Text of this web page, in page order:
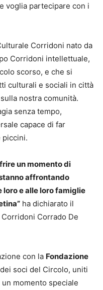
voglia partecipare con i
Corridoni nato da
Corridoni intellettuale,
scorso, e che si
culturali e sociali in città
nostra comunità.
senza tempo,
capace di far
piccini.
un momento di
affrontando
e alle loro famiglie
ha dichiarato il
Corrado De
con la Fondazione
soci del Circolo, uniti
momento speciale